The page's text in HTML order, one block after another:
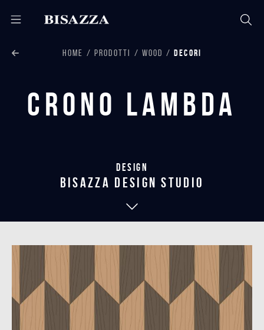
HOME PRODOTTI WOOD DECORI
Crono Lambda
Design
bisazza design studio